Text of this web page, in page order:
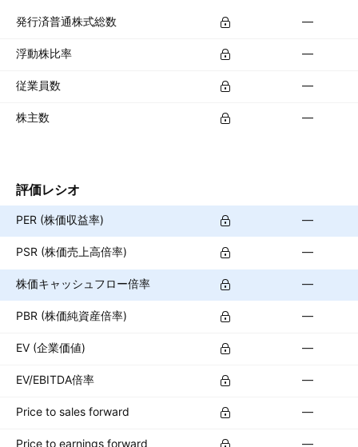
発行済普通株式総数 —
浮動株比率 —
従業員数 —
株主数 —
評価レシオ
PER (株価収益率) —
PSR (株価売上高倍率) —
株価キャッシュフロー倍率 —
PBR (株価純資産倍率) —
EV (企業価値) —
EV/EBITDA倍率 —
Price to sales forward —
Price to earnings forward —